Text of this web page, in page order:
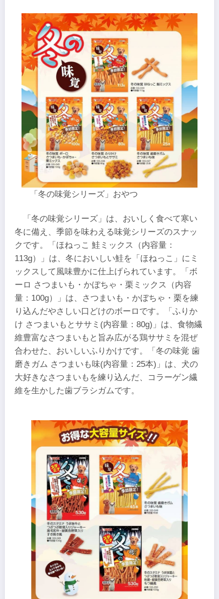
「冬の味覚シリーズ」おやつ
「冬の味覚シリーズ」は、おいしく食べて寒い
冬に備え、季節を味わえる味覚シリーズのスナッ
クです。「ほねっこ 鮭ミックス（内容量：
113g）」は、冬においしい鮭を「ほねっこ」にミ
ックスして風味豊かに仕上げられています。「ボ
ーロ さつまいも・かぼちゃ・栗ミックス（内容
量：100g）」は、さつまいも・かぼちゃ・栗を練
り込んだやさしい口どけのボーロです。「ふりか
け さつまいもとササミ(内容量：80g)」は、食物繊
維豊富なさつまいもと旨み広がる鶏ササミを混ぜ
合わせた、おいしいふりかけです。「冬の味覚 歯
磨きガム さつまいも味(内容量：25本)」は、犬の
大好きなさつまいもを練り込んだ、コラーゲン繊
維を生かした歯ブラシガムです。